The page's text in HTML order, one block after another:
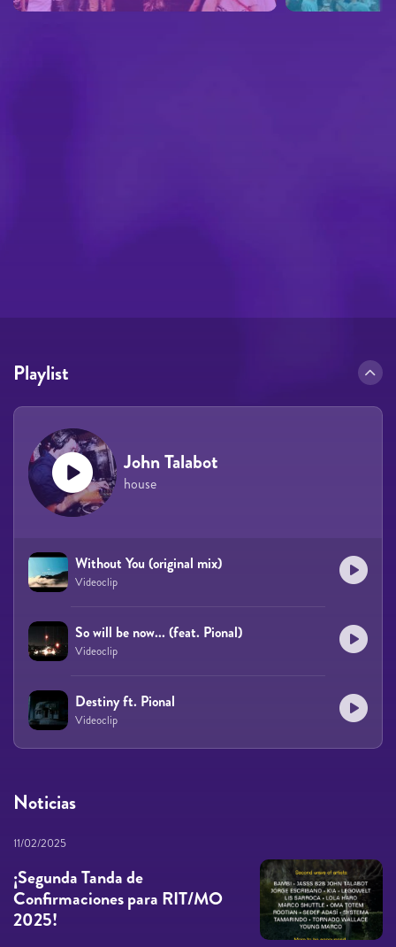
Noticias
11/02/2025
¡Segunda Tanda de
Confirmaciones para RIT/MO
2025!
Playlist
John Talabot
house
Without You (original mix)
Videoclip
So will be now... (feat. Pional)
Videoclip
Destiny ft. Pional
Videoclip